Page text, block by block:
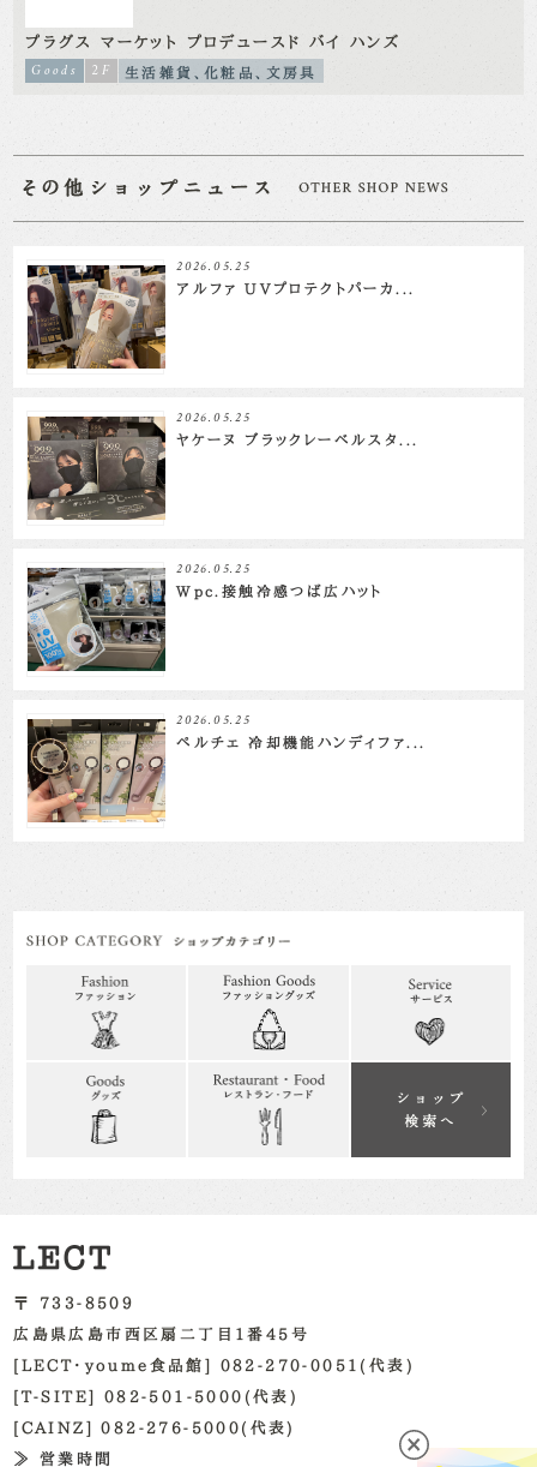
プラグス マーケット プロデュースド バイ ハンズ
Goods 2F 生活雑貨、化粧品、文房具
2026.05.25
アルファ UVプロテクトパーカ...
2026.05.25
ヤケーヌ ブラックレーベルスタ...
2026.05.25
Wpc.接触冷感つば広ハット
2026.05.25
ペルチェ 冷却機能ハンディファ...
〒 733-8509
広島県広島市西区扇二丁目1番45号
[LECT・youme食品館] 082-270-0051(代表)
[T-SITE] 082-501-5000(代表)
[CAINZ] 082-276-5000(代表)
≫ 営業時間